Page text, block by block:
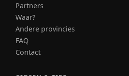
Partners
Waar?
Andere provincies
FAQ
Contact